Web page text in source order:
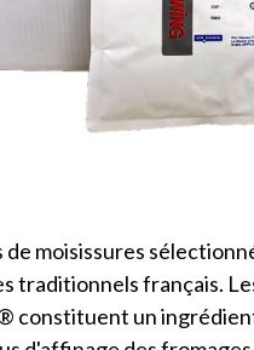
de moisissures
traditionnels français.
constituent un